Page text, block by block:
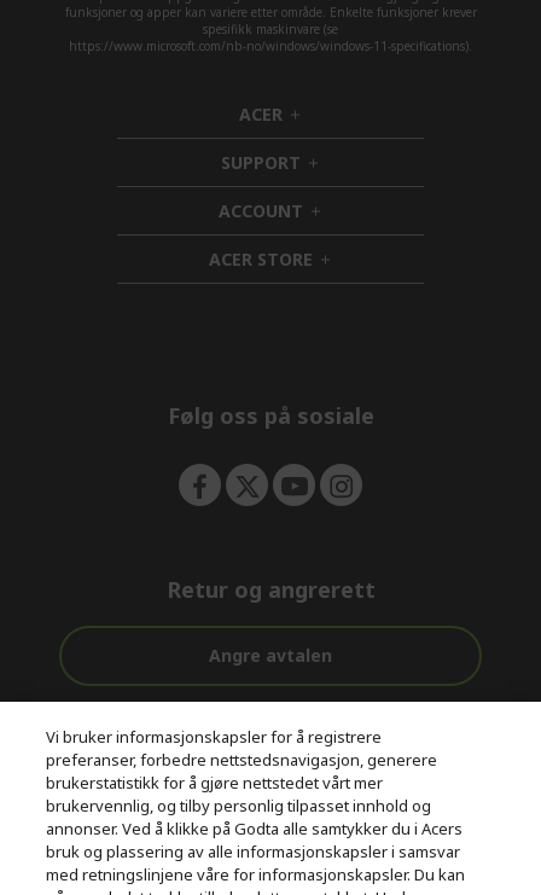
funksjoner og apper kan variere etter område. Enkelte funksjoner krever
spesifikk maskinvare (se
https://www.microsoft.com/nb-no/windows/windows-11-specifications).
ACER h
i
d
d
e
n
SUPPORT h
i
d
e
n
ACCOUNT h
i
d
d
ACER STORE h
i
Følg oss på sosiale
Retur og angrerett
Angre avtalen
Gratis
levering
før og etter
kjøp
betaling
© 2026 Acer Inc.
CPYou BV er en autorisert forhandler og tilbyder av produktene
og tjenestene som tilbys i denne nettbutikken.​
Vi bruker informasjonskapsler for å registrere
preferanser, forbedre nettstedsnavigasjon, generere
brukerstatistikk for å gjøre nettstedet vårt mer
brukervennlig, og tilby personlig tilpasset innhold og
annonser. Ved å klikke på Godta alle samtykker du i Acers
bruk og plassering av alle informasjonskapsler i samsvar
med retningslinjene våre for informasjonskapsler. Du kan